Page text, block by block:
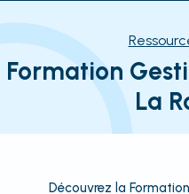
Formation
La
Découvrez la